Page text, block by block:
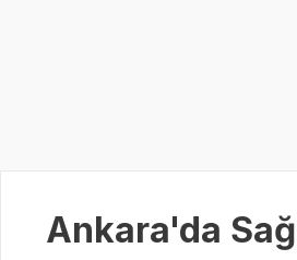
Ankara'da